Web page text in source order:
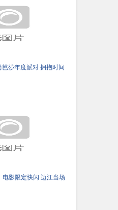
莎年度派对 拥抱时间
电影限定快闪 边江当场